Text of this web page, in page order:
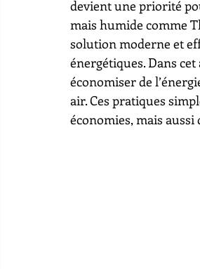
devient une priorité
mais humide comme
solution moderne et
énergétiques. Dans
économiser de
air. Ces pratiques
économies, mais